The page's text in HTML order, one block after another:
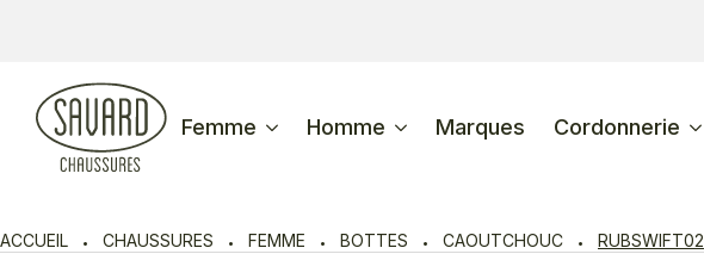
Femme Homme Marques Cordonnerie
ACCUEIL CHAUSSURES FEMME BOTTES CAOUTCHOUC RUBSWIFT02